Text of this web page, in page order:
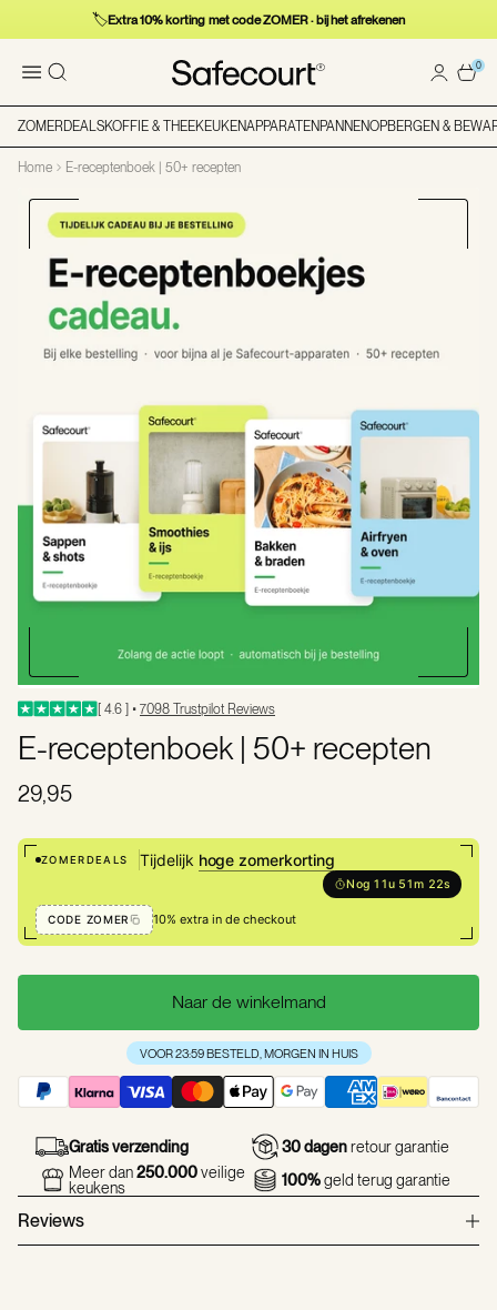
🏷️Extra 10% korting met code ZOMER · bij het afrekenen
0
ZOMERDEALSKOFFIE & THEEKEUKENAPPARATENPANNENOPBERGEN &
Home E-receptenboek | 50+ recepten
[ 4.6 ] • 7098 Trustpilot Reviews
E-receptenboek | 50+ recepten
29,95
ZOMERDEALS Tijdelijk hoge zomerkorting
Nog 11u 51m 22s
CODE ZOMER 10% extra in de checkout
Naar de winkelmand
VOOR 23:59 BESTELD, MORGEN IN HUIS
Gratis verzending 30 dagenretour garantie
Meer dan250.000veilige
keukens
100%geld terug garantie
Reviews